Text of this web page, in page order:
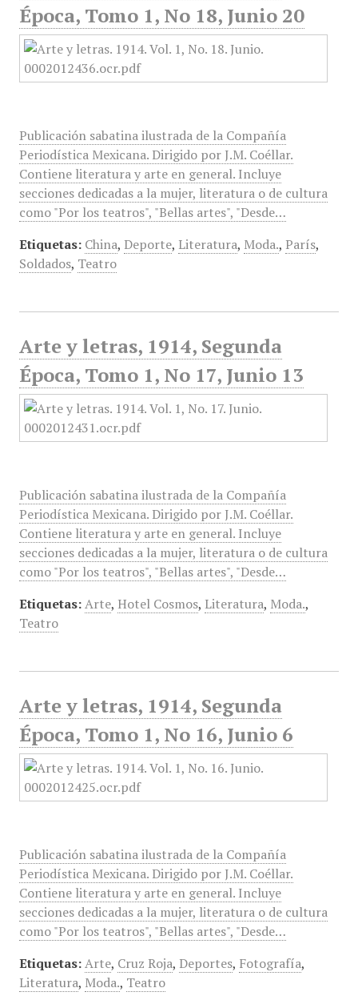
Época, Tomo 1, No 18, Junio 20
Publicación sabatina ilustrada de la Compañía
Periodística Mexicana. Dirigido por J.M. Coéllar.
Contiene literatura y arte en general. Incluye
secciones dedicadas a la mujer, literatura o de cultura
como "Por los teatros", "Bellas artes", "Desde…
Etiquetas: China, Deporte, Literatura, Moda., París,
Soldados, Teatro
Arte y letras, 1914, Segunda
Época, Tomo 1, No 17, Junio 13
Publicación sabatina ilustrada de la Compañía
Periodística Mexicana. Dirigido por J.M. Coéllar.
Contiene literatura y arte en general. Incluye
secciones dedicadas a la mujer, literatura o de cultura
como "Por los teatros", "Bellas artes", "Desde…
Etiquetas: Arte, Hotel Cosmos, Literatura, Moda.,
Teatro
Arte y letras, 1914, Segunda
Época, Tomo 1, No 16, Junio 6
Publicación sabatina ilustrada de la Compañía
Periodística Mexicana. Dirigido por J.M. Coéllar.
Contiene literatura y arte en general. Incluye
secciones dedicadas a la mujer, literatura o de cultura
como "Por los teatros", "Bellas artes", "Desde…
Etiquetas: Arte, Cruz Roja, Deportes, Fotografía,
Literatura, Moda., Teatro